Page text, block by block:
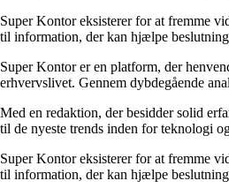
Super Kontor eksisterer for at fremme
til information, der kan hjælpe
Super Kontor er en platform, der
erhvervslivet. Gennem dybdegående
Med en redaktion, der besidder solid
til de nyeste trends inden for teknologi
Super Kontor eksisterer for at fremme
til information, der kan hjælpe